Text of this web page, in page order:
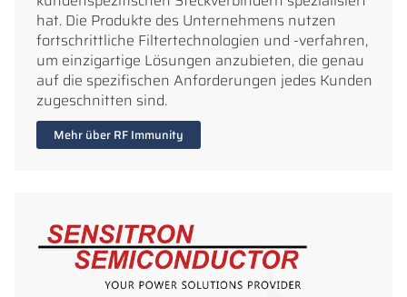
hat. Die Produkte des Unternehmens nutzen
fortschrittliche Filtertechnologien und -verfahren,
um einzigartige Lösungen anzubieten, die genau
auf die spezifischen Anforderungen jedes Kunden
zugeschnitten sind.
Mehr über RF Immunity